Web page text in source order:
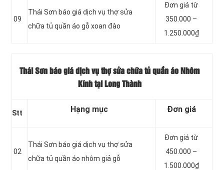
09
Thái Sơn báo giá dịch vụ thợ sửa
chữa tủ quần áo gỗ xoan đào
Đơn giá từ
350.000 –
1.250.000₫
Thái Sơn báo giá dịch vụ thợ sửa chữa tủ quần áo Nhôm
Kính tại Long Thành
Stt Hạng mục Đơn giá
02
Thái Sơn báo giá dịch vụ thợ sửa
chữa tủ quần áo nhôm giả gỗ
Đơn giá từ
450.000 –
1.500.000₫